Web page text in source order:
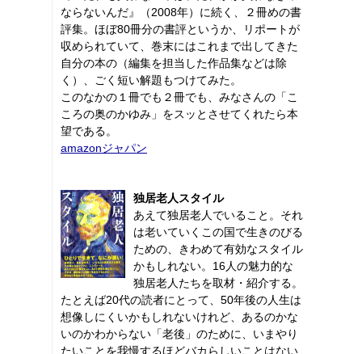
ならないんだ』（2008年）に続く、２冊めの書
評集。ほぼ80冊分の書評というか、リポートが
収められていて、巻末にはこれまで出してきた
自分の本の（編集を担当した作品集などは除
く）、ごく短い解題もつけてみた。
このなかの１冊でも２冊でも、みなさんの「こ
ころの奥のかゆみ」をスッとさせてくれたら本
望である。
amazonジャパン
独居老人スタイル
あえて独居老人でいること。それ
は老いていくこの国で生きのびる
ための、きわめて有効なスタイル
かもしれない。16人の魅力的な
独居老人たちを取材・紹介する。
たとえば20代の読者にとって、50年後の人生は
想像しにくいかもしれないけれど、あるのかな
いのかわからない「老後」のために、いまやり
たいことを我慢するほどバカらしいことはない